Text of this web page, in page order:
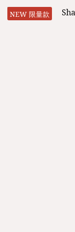
NEW 限量款